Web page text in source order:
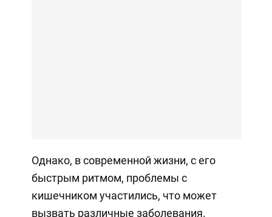
Однако, в современной жизни, с его
быстрым ритмом, проблемы с
кишечником участились, что может
вызвать различные заболевания.